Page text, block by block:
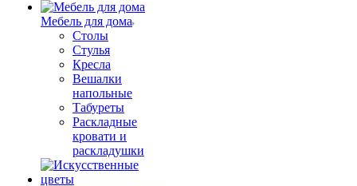
Мебель для дома
Столы
Стулья
Кресла
Вешалки
напольные
Табуреты
Раскладные
кровати и
раскладушки